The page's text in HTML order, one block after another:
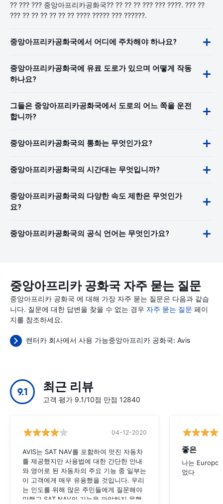
?? ??? ??? 중앙아프리카공화국?? ?? ?? ?? ??? ??? ????. ??? ??
??? ?? ?? ?? ?? ?? ?? ???? ????? ??? ??????.
중앙아프리카공화국에서 어디에 주차해야 하나요?
중앙아프리카공화국에 유료 도로가 있으며 어떻게 작동
하나요?
그들은 중앙아프리카공화국에서 도로의 어느 쪽을 운전
합니까?
중앙아프리카공화국의 통화는 무엇인가요?
중앙아프리카공화국의 시간대는 무엇입니까?
중앙아프리카공화국의 다양한 속도 제한은 무엇인가
요?
중앙아프리카공화국의 공식 언어는 무엇인가요?
중앙아프리카 공화국 자주 묻는 질문
중앙아프리카 공화국 에 대해 가장 자주 묻는 질문은 다음과 같습
니다. 질문에 대한 답변을 찾을 수 없는 경우 자주 묻는 질문 페이
지를 참조하세요.
렌터카 회사에서 사용 가능중앙아프리카 공화국: Avis
9.1 최근 리뷰
고객 평가 9.1/10점 만점 12840
04-12-2020
AVIS는 SAT NAV를 포함하여 멋진 자동차
를 제공했지만 사용법에 대한 간단한 안내
와 영어로 된 자동차의 주요 기능 중 일부는
이 고객에게 매우 유용했을 것입니다. 우리
는 인도를 위해 많은 주민들에게 질문해야
만했고 SAT NAV의 기능을 파악하지 못했
좋은
나는
었다